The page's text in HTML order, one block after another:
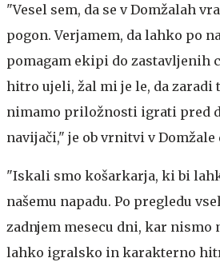
"Vesel sem, da se v Domžalah
pogon. Verjamem, da lahko po
pomagam ekipi do zastavljenih
hitro ujeli, žal mi je le, da zaradi
nimamo priložnosti igrati pred
navijači," je ob vrnitvi v Domžale
"Iskali smo košarkarja, ki bi
našemu napadu. Po pregledu
zadnjem mesecu dni, kar nismo
lahko igralsko in karakterno